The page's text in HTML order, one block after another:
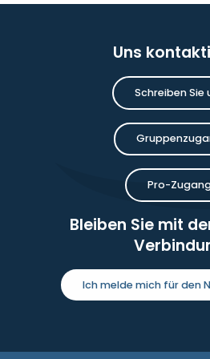
Uns
Schreiben Sie
Pro-
Bleiben Sie mit
Ich melde mich für den